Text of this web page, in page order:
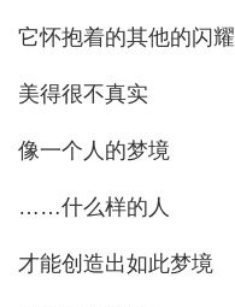
它怀抱着的其他的闪耀
美得很不真实
像一个人的梦境
……什么样的人
才能创造出如此梦境